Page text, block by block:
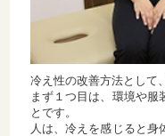
冷え性の改善方法として
まず１つ目は、環境や服
とです。
人は、冷えを感じると身